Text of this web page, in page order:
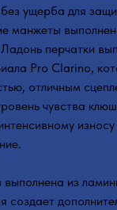
ущерба для
манжеты
перчатки
Pro Clarino,
отличным
чувства
выполнена из
создает